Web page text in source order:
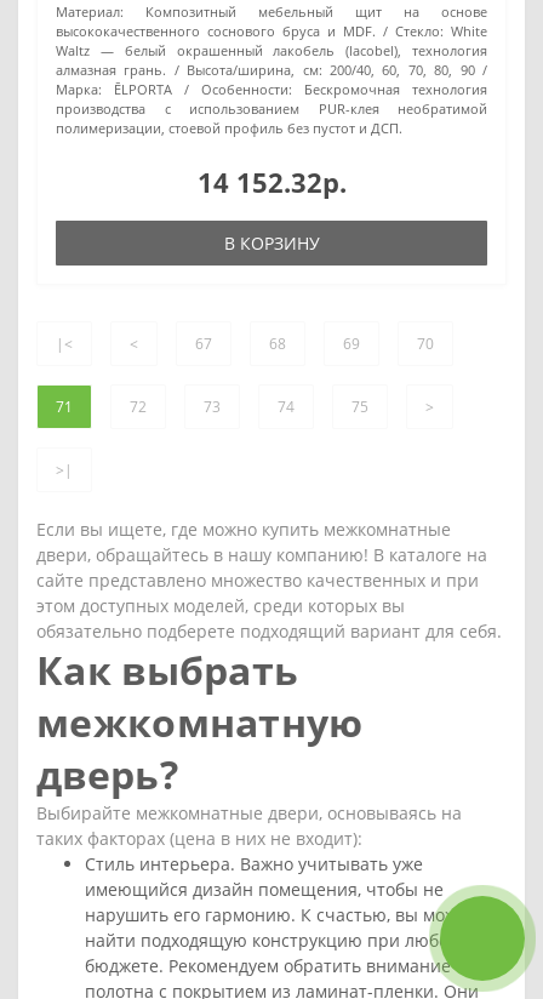
Материал:
Композитный мебельный щит на основе
высококачественного соснового бруса и MDF.
Стекло: White
Waltz — белый окрашенный лакобель (lacobel), технология
алмазная грань.
Высота/ширина, см: 200/40, 60, 70, 80, 90
Марка:
ĒLPORTA Особенности:
Бескромочная технология
производства с использованием PUR-клея необратимой
полимеризации, стоевой профиль без пустот и ДСП.
14 152.32р.
В КОРЗИНУ
|< < 67 68 69 70
71 72 73 74 75 >
>|
Если вы ищете, где можно купить межкомнатные
двери, обращайтесь в нашу компанию! В каталоге на
сайте представлено множество качественных и при
этом доступных моделей, среди которых вы
обязательно подберете подходящий вариант для себя.
Как выбрать
межкомнатную
дверь?
Выбирайте межкомнатные двери, основываясь на
таких факторах (цена в них не входит):
Стиль интерьера. Важно учитывать уже
имеющийся дизайн помещения, чтобы не
нарушить его гармонию. К счастью, вы можете
найти подходящую конструкцию при любом
бюджете. Рекомендуем обратить внимание на
полотна с покрытием из ламинат-пленки. Они